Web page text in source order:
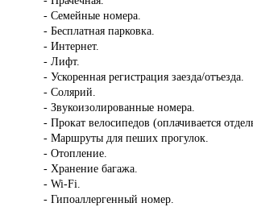
- Семейные номера.
- Бесплатная парковка.
- Интернет.
- Лифт.
- Ускоренная регистрация заезда/отъезда.
- Солярий.
- Звукоизолированные номера.
- Прокат велосипедов (оплачивается
- Маршруты для пеших прогулок.
- Отопление.
- Хранение багажа.
- Wi-Fi.
- Гипоаллергенный номер.